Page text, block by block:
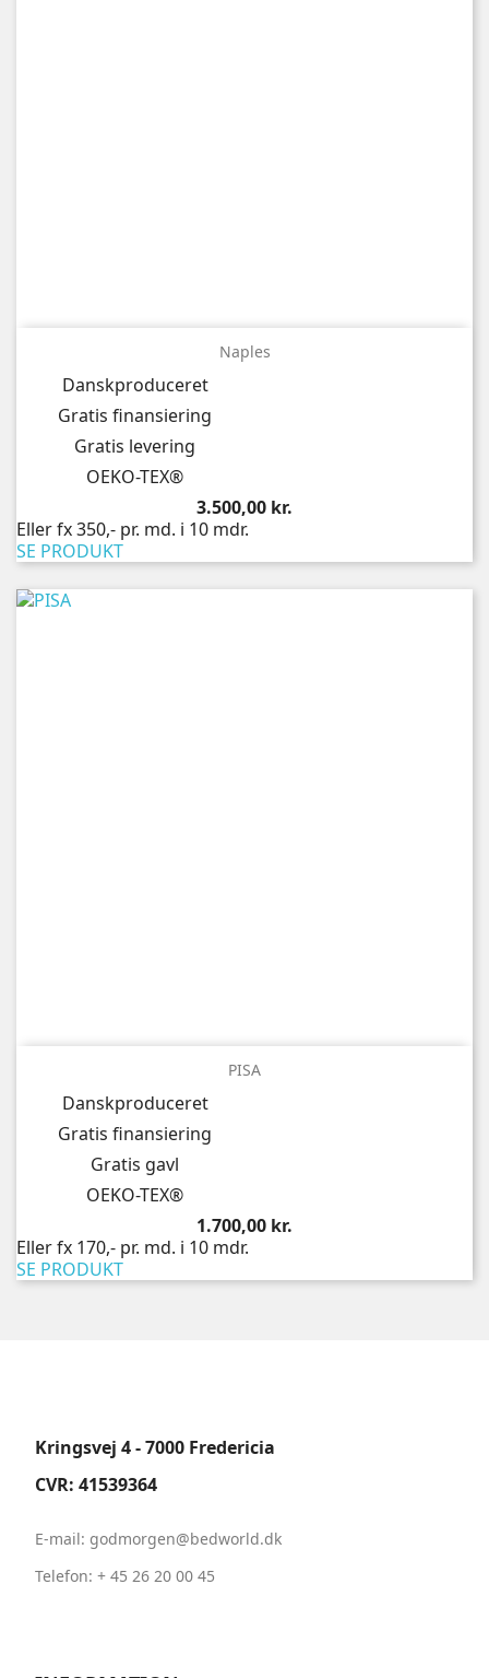
Naples
Danskproduceret
Gratis finansiering
Gratis levering
OEKO-TEX®
Pris
3.500,00 kr.
Eller fx 350,- pr. md. i 10 mdr.
SE PRODUKT
PISA
Danskproduceret
Gratis finansiering
Gratis gavl
OEKO-TEX®
Pris
1.700,00 kr.
Eller fx 170,- pr. md. i 10 mdr.
SE PRODUKT
Kringsvej 4 - 7000 Fredericia
CVR: 41539364
E-mail: godmorgen@bedworld.dk
Telefon: + 45 26 20 00 45